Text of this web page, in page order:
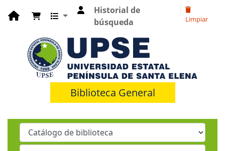
Historial de
búsqueda
Limpiar
Biblioteca General